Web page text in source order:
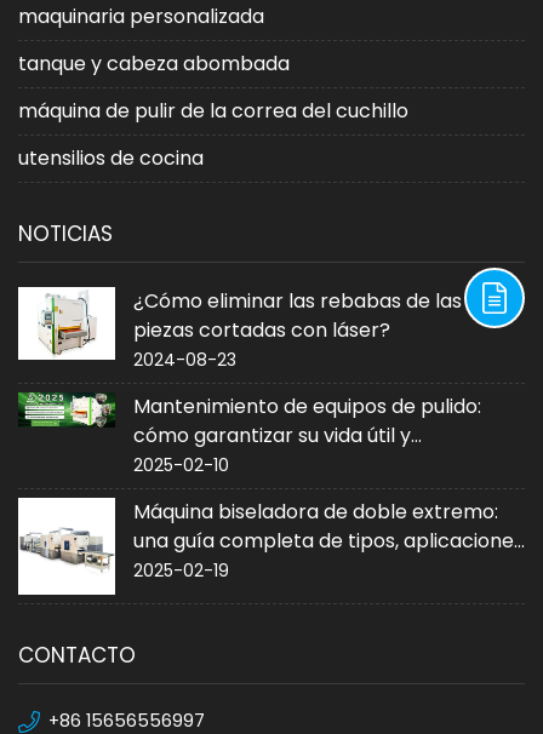
maquinaria personalizada
tanque y cabeza abombada
máquina de pulir de la correa del cuchillo
utensilios de cocina
NOTICIAS
¿Cómo eliminar las rebabas de las
piezas cortadas con láser?
2024-08-23
Mantenimiento de equipos de pulido:
cómo garantizar su vida útil y
rendimiento
2025-02-10
Máquina biseladora de doble extremo:
una guía completa de tipos, aplicaciones
y compra
2025-02-19
CONTACTO
+86 15656556997